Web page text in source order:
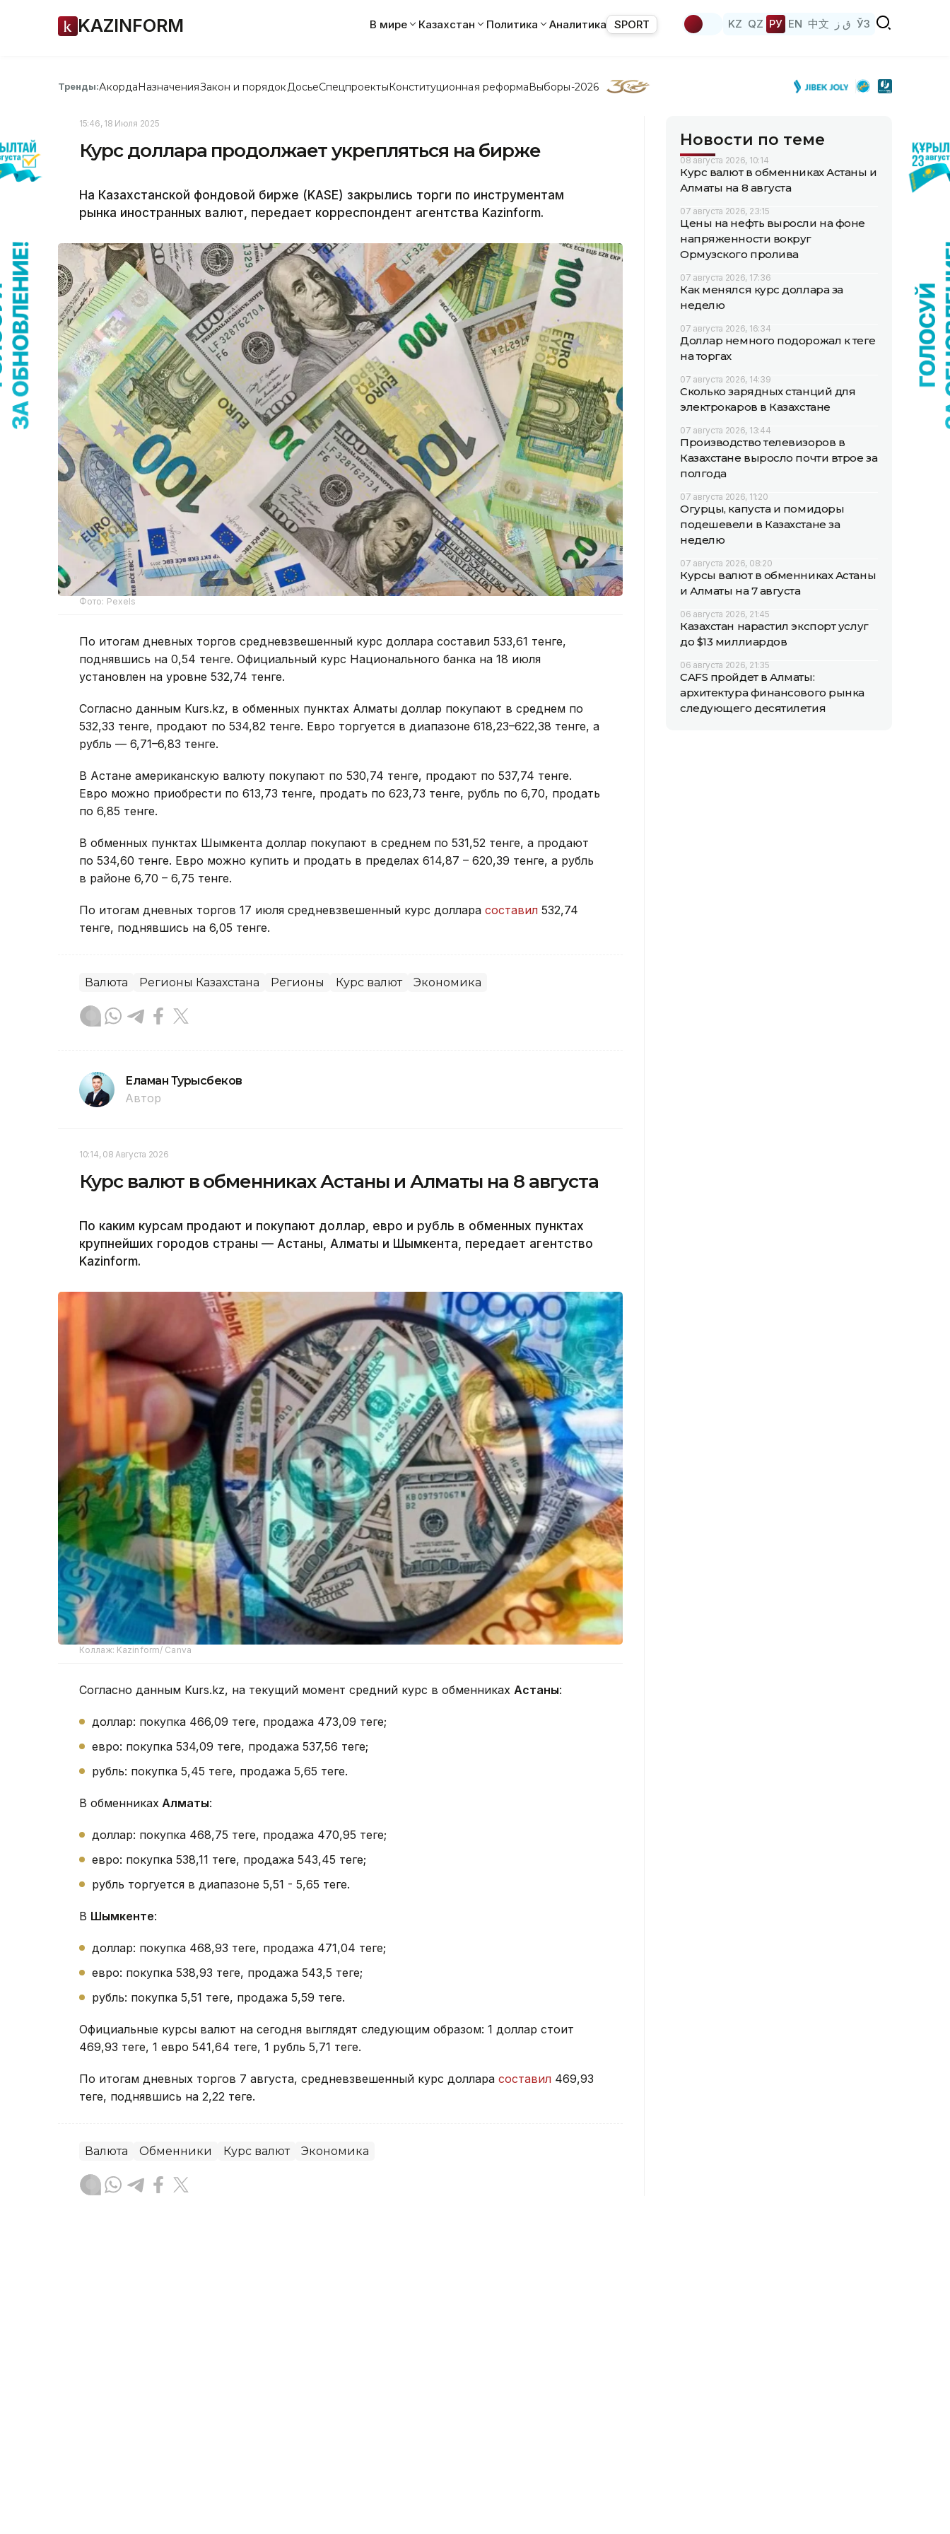
KAZINFORM В мире Казахстан Политика Аналитика SPORT KZ QZ РУ EN 中文 ق ز ЎЗ
Тренды:АкордаНазначенияЗакон и порядок ДосьеСпецпроектыКонституционная реформаВыборы-2026
15:46, 18 Июля 2025
Курс доллара продолжает укрепляться на бирже
На Казахстанской фондовой бирже (KASE) закрылись торги по инструментам
рынка иностранных валют, передает корреспондент агентства Kazinform.
Фото: Pexels
По итогам дневных торгов средневзвешенный курс доллара составил 533,61 тенге,
поднявшись на 0,54 тенге. Официальный курс Национального банка на 18 июля
установлен на уровне 532,74 тенге.
Согласно данным Kurs.kz, в обменных пунктах Алматы доллар покупают в среднем по
532,33 тенге, продают по 534,82 тенге. Евро торгуется в диапазоне 618,23–622,38 тенге, а
рубль — 6,71–6,83 тенге.
В Астане американскую валюту покупают по 530,74 тенге, продают по 537,74 тенге.
Евро можно приобрести по 613,73 тенге, продать по 623,73 тенге, рубль по 6,70, продать
по 6,85 тенге.
В обменных пунктах Шымкента доллар покупают в среднем по 531,52 тенге, а продают
по 534,60 тенге. Евро можно купить и продать в пределах 614,87 – 620,39 тенге, а рубль
в районе 6,70 – 6,75 тенге.
По итогам дневных торгов 17 июля средневзвешенный курс доллара составил 532,74
тенге, поднявшись на 6,05 тенге.
Валюта Регионы Казахстана Регионы Курс валют Экономика
Еламан Турысбеков
Автор
10:14, 08 Августа 2026
Курс валют в обменниках Астаны и Алматы на 8 августа
По каким курсам продают и покупают доллар, евро и рубль в обменных пунктах
крупнейших городов страны — Астаны, Алматы и Шымкента, передает агентство
Kazinform.
Коллаж: Kazinform/ Canva
Согласно данным Kurs.kz, на текущий момент средний курс в обменниках Астаны:
доллар: покупка 466,09 теңге, продажа 473,09 теңге;
евро: покупка 534,09 теңге, продажа 537,56 теңге;
рубль: покупка 5,45 теңге, продажа 5,65 теңге.
В обменниках Алматы:
доллар: покупка 468,75 теңге, продажа 470,95 теңге;
евро: покупка 538,11 теңге, продажа 543,45 теңге;
рубль торгуется в диапазоне 5,51 - 5,65 теңге.
В Шымкенте:
доллар: покупка 468,93 теңге, продажа 471,04 теңге;
евро: покупка 538,93 теңге, продажа 543,5 теңге;
рубль: покупка 5,51 теңге, продажа 5,59 теңге.
Официальные курсы валют на сегодня выглядят следующим образом: 1 доллар стоит
469,93 теңге, 1 евро 541,64 теңге, 1 рубль 5,71 теңге.
По итогам дневных торгов 7 августа, средневзвешенный курс доллара составил 469,93
теңге, поднявшись на 2,22 теңге.
Валюта Обменники Курс валют Экономика
Новости по теме
08 августа 2026, 10:14
Курс валют в обменниках Астаны и
Алматы на 8 августа
07 августа 2026, 23:15
Цены на нефть выросли на фоне
напряженности вокруг
Ормузского пролива
07 августа 2026, 17:36
Как менялся курс доллара за
неделю
07 августа 2026, 16:34
Доллар немного подорожал к теңге
на торгах
07 августа 2026, 14:39
Сколько зарядных станций для
электрокаров в Казахстане
07 августа 2026, 13:44
Производство телевизоров в
Казахстане выросло почти втрое за
полгода
07 августа 2026, 11:20
Огурцы, капуста и помидоры
подешевели в Казахстане за
неделю
07 августа 2026, 08:20
Курсы валют в обменниках Астаны
и Алматы на 7 августа
06 августа 2026, 21:45
Казахстан нарастил экспорт услуг
до $13 миллиардов
06 августа 2026, 21:35
CAFS пройдет в Алматы:
архитектура финансового рынка
следующего десятилетия